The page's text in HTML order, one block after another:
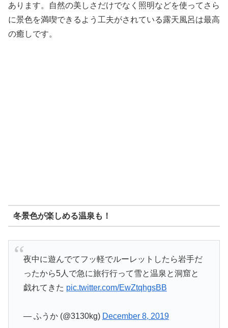
あります。自然の美しさだけでなく照明などを使ってさら
に景色を満喫できるよう工夫がされている露天風呂は最高
の癒しです。
冬景色が楽しめる温泉も！
夜中に遊んでてフッ軽でルーレットしたら岩手だ
ったから5人で急に旅行行って雪と温泉と洞窟と
戯れてきた pic.twitter.com/EwZtqhgsBB
— ふうか (@3130kg) December 8, 2019